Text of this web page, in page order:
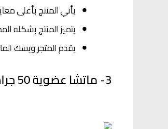
يأتي المنتج بأعلى
يتميز المنتج بشكله
يقدم المتجر ويسك
3- ماتشا عضوية 50 جرام